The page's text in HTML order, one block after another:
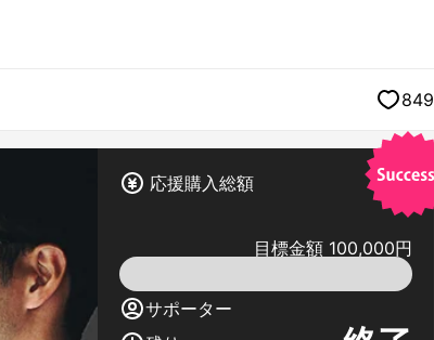
849
応援購入総額
目標金額 100,000円
サポーター